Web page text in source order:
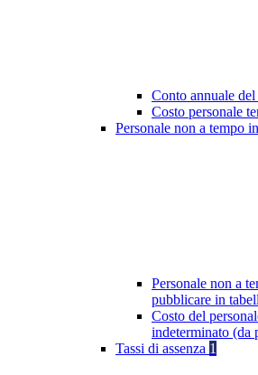
Conto annuale del
Costo personale
Personale non a tempo
Personale non a
pubblicare in
Costo del
indeterminato (da
Tassi di assenza 1